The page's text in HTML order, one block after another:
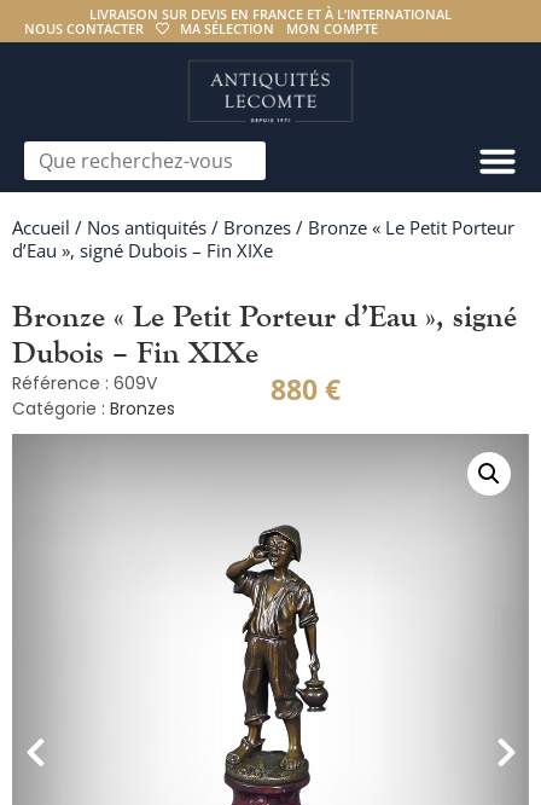
LIVRAISON SUR DEVIS EN FRANCE ET À L’INTERNATIONAL
NOUS CONTACTER
MA SÉLECTION MON COMPTE
Accueil / Nos antiquités / Bronzes / Bronze « Le Petit Porteur
d’Eau », signé Dubois – Fin XIXe
Bronze « Le Petit Porteur d’Eau », signé
Dubois – Fin XIXe
Référence : 609V
Catégorie : Bronzes 880€